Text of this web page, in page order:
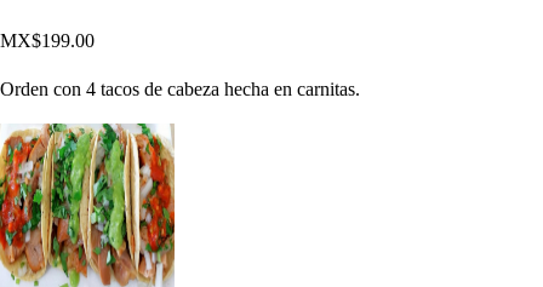
MX$199.00
Orden con 4 tacos de cabeza hecha en carnitas.